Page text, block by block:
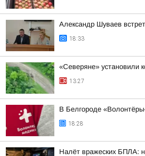
Александр Шуваев
18:33
«Северяне» установили
13:27
В Белгороде
18:28
Налёт вражеских БПЛА: